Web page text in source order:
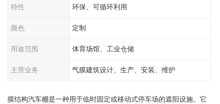
特性 环保、可循环利用
颜色 定制
用途范围 体育场馆、工业仓储
主营业务 气膜建筑设计、生产、安装、维护
膜结构汽车棚是一种用于临时固定或移动式停车场的遮阳设施。它